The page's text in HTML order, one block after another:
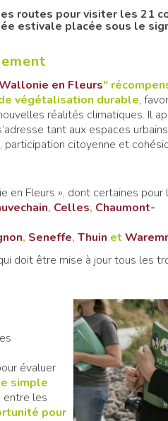
routes pour visiter les 21
estivale placée sous le
en Fleurs"
végétalisation durable,
réalités climatiques. Il
tant aux espaces
citoyenne et
Fleurs », dont certaines
, Celles, Chaumont-
, Seneffe, Thuin et
doit être mise à jour tous les
évaluer
simple
entre les
pour